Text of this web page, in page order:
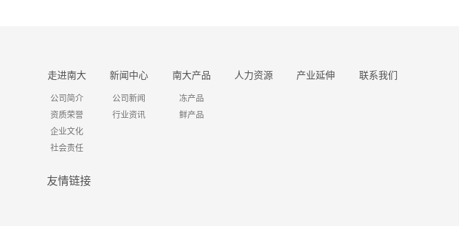
走进南大
公司简介
资质荣誉
企业文化
社会责任
新闻中心
公司新闻
行业资讯
南大产品
冻产品
鲜产品
人力资源 产业延伸 联系我们
友情链接